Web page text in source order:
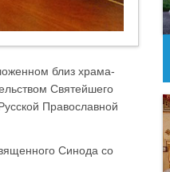
близ храма-
Святейшего
Православной
Синода со